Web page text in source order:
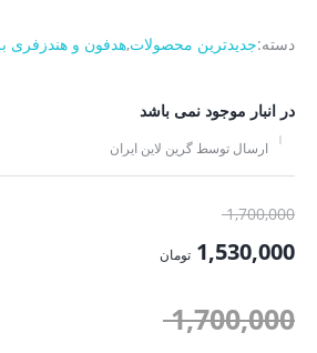
دسته:جدیدترین محصولات,هدفون و هندزفری
در انبار موجود نمی باشد
ارسال توسط گرین لاین ایران
1,700,000قیمت
اصلی:
بود.
1,530,000 تومان
فعلی:
1,700,000